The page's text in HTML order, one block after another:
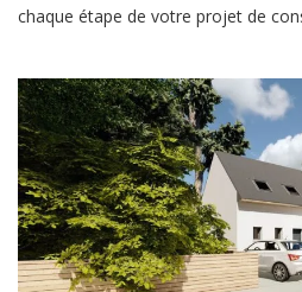
chaque étape de votre projet de